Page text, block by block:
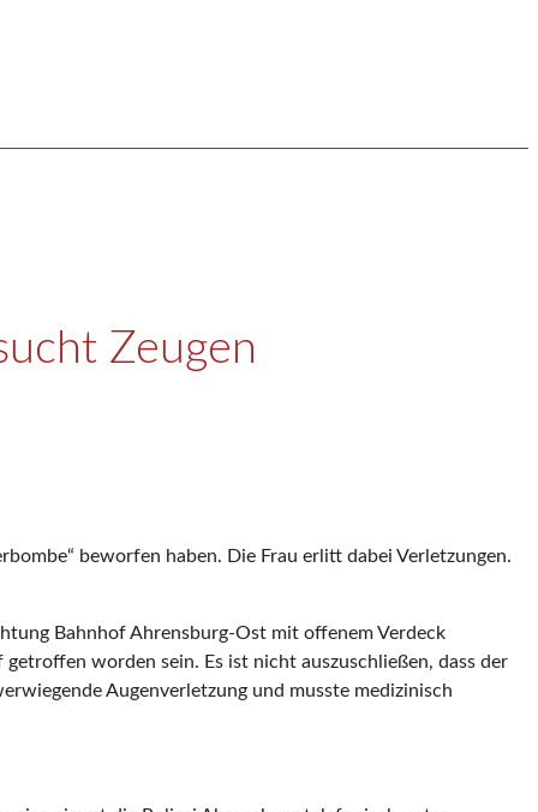
Zeugen
beworfen haben. Die Frau erlitt dabei Verletzungen.
Bahnhof Ahrensburg-Ost mit offenem Verdeck
worden sein. Es ist nicht auszuschließen, dass der
Augenverletzung und musste medizinisch